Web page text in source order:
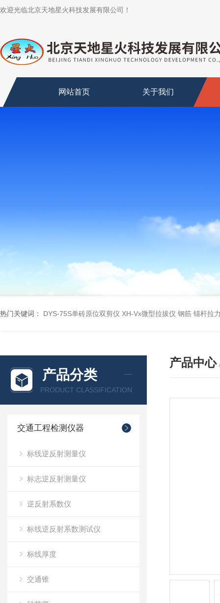
欢迎光临北京天地星火科技发展有限公司！
网站首页 关于我们
热门关键词： DYS-75S单砖原位双剪仪 XH-Vx微型拉拔仪 钢筋 锚杆拉
产品分类
PRODUCT CLASSIFICATION
交通工程检测仪器
标线逆反射测量仪
标志逆反射测量仪
逆反射系数仪
标线逆反射系数测试仪
标线厚度
交通锥
产品中心